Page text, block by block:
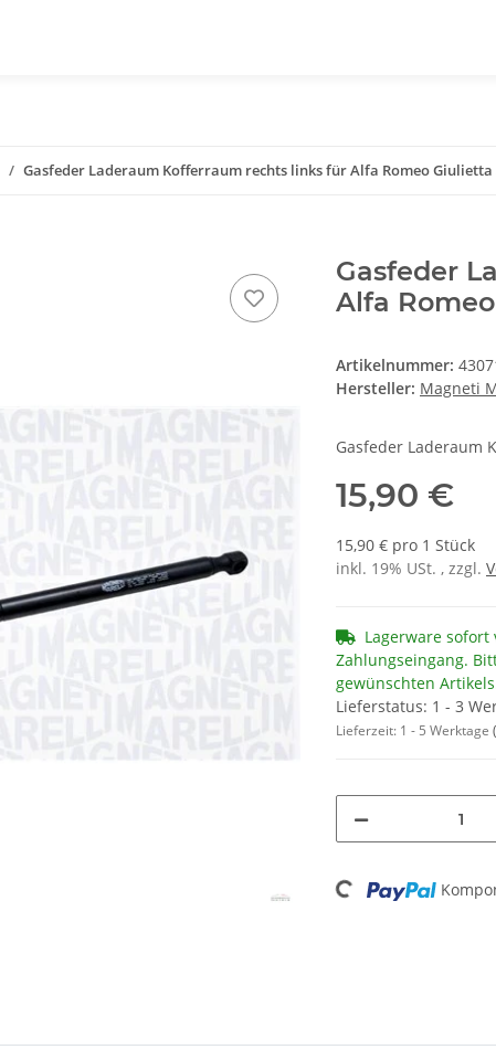
Gasfeder Laderaum Kofferraum rechts links für Alfa Romeo Giulietta
Gasfeder
Alfa
Artikelnummer:
Hersteller: Magneti
Gasfeder Laderaum
15,90 €
15,90 € pro 1 Stück
inkl. 19% USt. , zzgl.
Lagerware
Zahlungseingang.
gewünschten
Lieferstatus: 1 - 3
Lieferzeit: 1 - 5 Werktage
Loading...